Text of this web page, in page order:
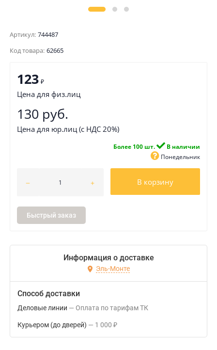
Артикул: 744487
Код товара: 62665
123 ₽
Цена для физ.лиц
130 руб.
Цена для юр.лиц (с НДС 20%)
Более 100 шт.
В наличии
Понедельник
В корзину
Быстрый заказ
Информация о доставке
Эль-Монте
Способ доставки
Деловые линии Оплата по тарифам ТК
Курьером (до дверей) 1 000 ₽